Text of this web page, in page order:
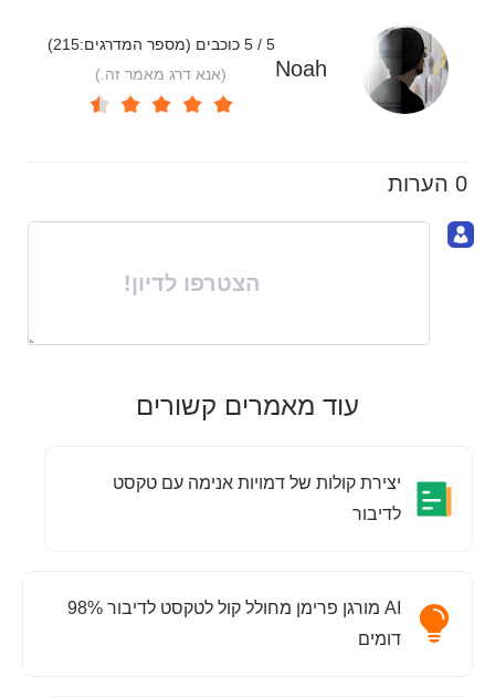
Noah
5 / 5 כוכבים (מספר המדרגים: 215
)
(אנא דרג מאמר זה.)
0 הערות
הצטרפו לדיון!
עוד מאמרים קשורים
יצירת קולות של דמויות אנימה עם טקסט
לדיבור
AI מורגן פרימן מחולל קול לטקסט לדיבור 98%
דומים